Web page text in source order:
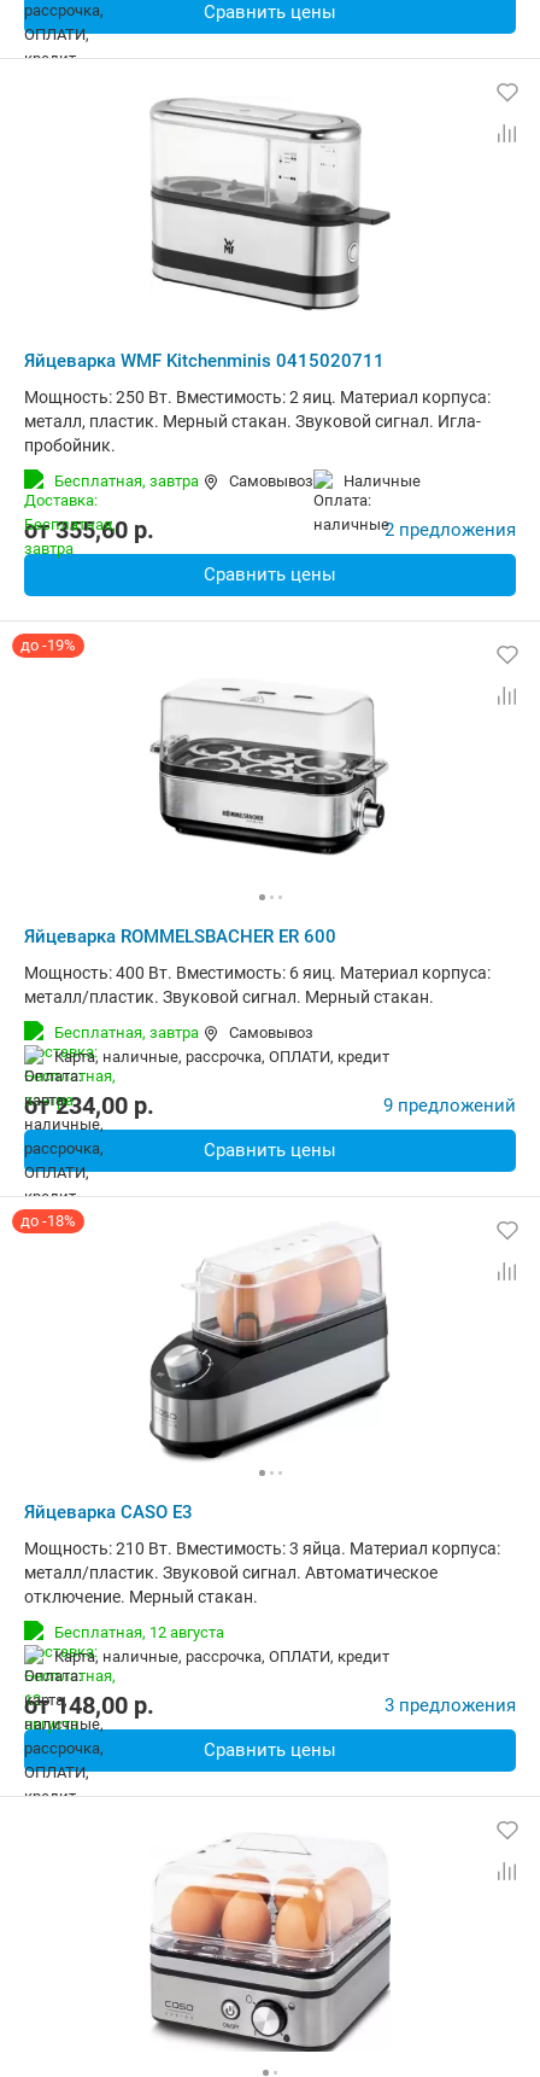
Сравнить цены
Яйцеварка WMF Kitchenminis 0415020711
Мощность: 250 Вт. Вместимость: 2 яиц. Материал корпуса:
металл, пластик. Мерный стакан. Звуковой сигнал. Игла-
пробойник.
Бесплатная, завтра Самовывоз наличные
от355,60 p. 2 предложения
Сравнить цены
до -19%
Яйцеварка ROMMELSBACHER ER 600
Мощность: 400 Вт. Вместимость: 6 яиц. Материал корпуса:
металл/пластик. Звуковой сигнал. Мерный стакан.
Бесплатная, завтра
Самовывоз
карта, наличные, рассрочка, ОПЛАТИ, кредит
от234,00 p. 9 предложений
Сравнить цены
до -18%
Яйцеварка CASO E3
Мощность: 210 Вт. Вместимость: 3 яйца. Материал корпуса:
металл/пластик. Звуковой сигнал. Автоматическое
отключение. Мерный стакан.
Бесплатная, 12 августа
карта, наличные, рассрочка, ОПЛАТИ, кредит
от148,00 p. 3 предложения
Сравнить цены